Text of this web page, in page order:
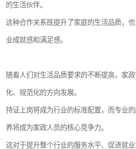
的生活伙伴。
这种合作关系既提升了家庭的生活品质，
业成就感和满足感。
随着人们对生活品质要求的不断提高，家
化、规范化的方向发展。
持证上岗将成为行业的标准配置，而专业
养将成为家政人员的核心竞争力。
这对于提升整个行业的服务水平、促进就